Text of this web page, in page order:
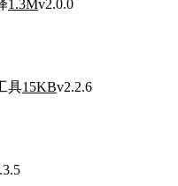
1.3Mv2.0.0
具15KBv2.2.6